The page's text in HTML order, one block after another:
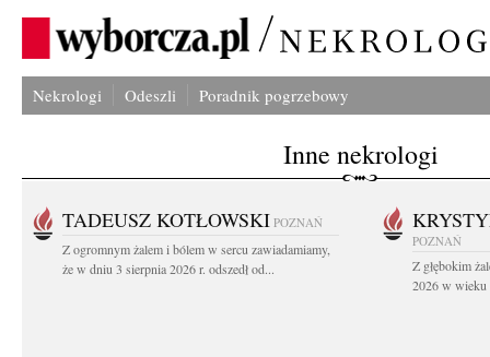
Nekrologi Odeszli Poradnik pogrzebowy
Inne nekrologi
TADEUSZ KOTŁOWSKI POZNAŃ
Z ogromnym żalem i bólem w sercu zawiadamiamy,
że w dniu 3 sierpnia 2026 r. odszedł od...
POZNAŃ
Z głębokim
2026 w wieku